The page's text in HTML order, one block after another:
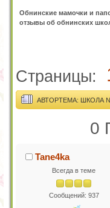
Обнинские мамочки и
отзывы об обнинских
Страницы:
АВТОРТЕМА: ШКОЛА
0
Tane4ka
Всегда в теме
Сообщений: 937